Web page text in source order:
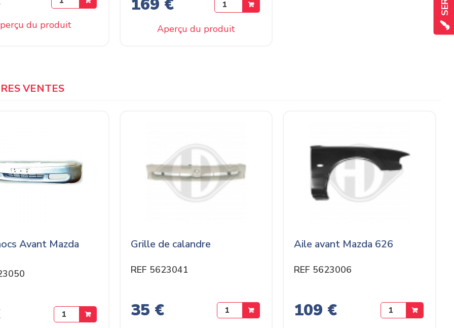
VENTES
Avant Mazda Grille de calandre
REF 5623041
35 €
Aile avant Mazda 626
REF 5623006
109 €
du produit
169 €
Aperçu du produit